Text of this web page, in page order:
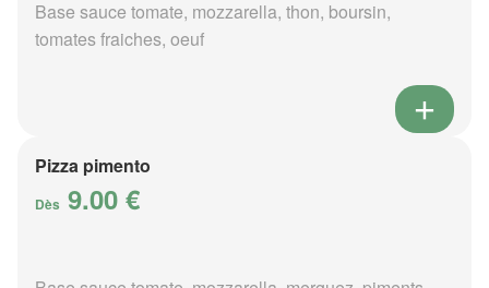
Base sauce tomate, mozzarella, thon, boursin,
tomates fraiches, oeuf
Pizza pimento
Dès 9.00 €